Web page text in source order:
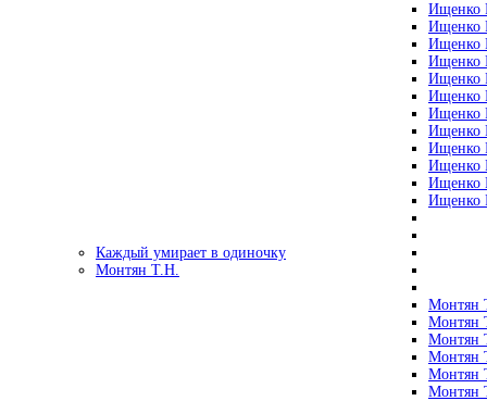
Ищенко
Ищенко
Ищенко
Ищенко
Ищенко
Ищенко
Ищенко
Ищенко
Ищенко
Ищенко
Ищенко
Ищенко
Каждый умирает в одиночку
Монтян Т.Н.
Монтян
Монтян
Монтян
Монтян
Монтян
Монтян